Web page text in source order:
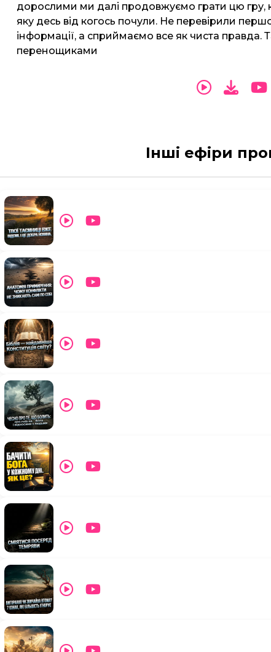
дорослими ми далі продовжуємо грати цю гру,
яку десь від когось почули. Не перевірили
інформації, а сприймаємо все як чиста правда.
перенощиками
Інші ефіри